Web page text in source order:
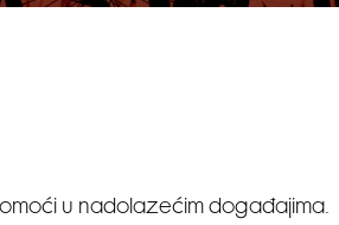
u nadolazećim događajima.